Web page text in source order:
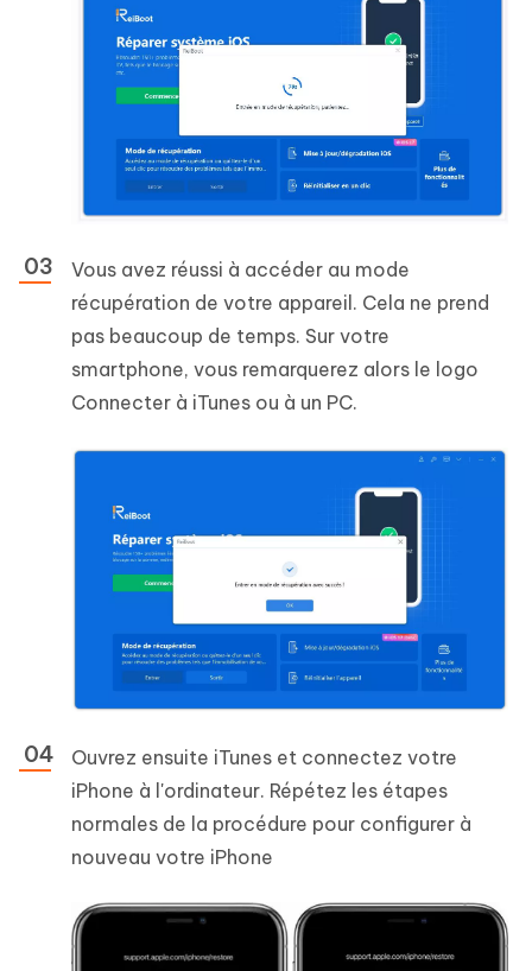
Vous avez réussi à accéder au mode
récupération de votre appareil. Cela ne prend
pas beaucoup de temps. Sur votre
smartphone, vous remarquerez alors le logo
Connecter à iTunes ou à un PC.
Ouvrez ensuite iTunes et connectez votre
iPhone à l'ordinateur. Répétez les étapes
normales de la procédure pour configurer à
nouveau votre iPhone